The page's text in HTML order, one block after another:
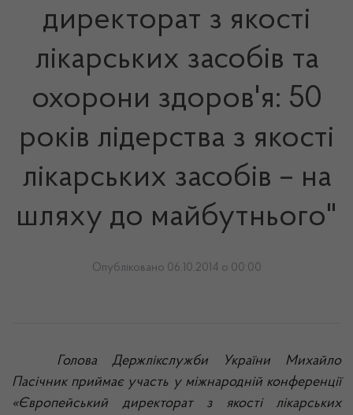
директорат з якості
лікарських засобів та
охорони здоров'я: 50
років лідерства з якості
лікарських засобів – на
шляху до майбутнього"
Опубліковано 06.10.2014 о 00:00
Голова ДержлікслужбиУкраїни Михайло
Пасічник приймає участь у міжнародній конференції
«Європейський директорат з якості лікарських